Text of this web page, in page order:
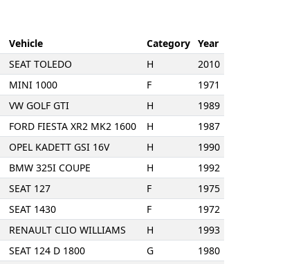
Vehicle Category Year
SEAT TOLEDO H
2010
MINI 1000 F
1971
VW GOLF GTI H
1989
FORD FIESTA XR2 MK2 1600 H
1987
OPEL KADETT GSI 16V H
1990
BMW 325I COUPE H
1992
SEAT 127 F
1975
SEAT 1430 F
1972
RENAULT CLIO WILLIAMS H
1993
SEAT 124 D 1800 G
1980